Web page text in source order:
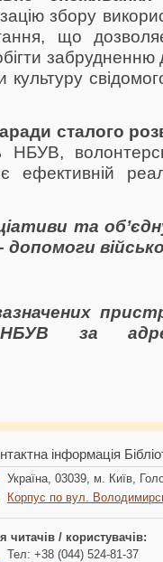
збору
що
сталого
НБУВ,
та
допомоги
за
інформація
Україна, 03039, м. Київ,
Корпус по вул.
читачів / користувачів:
Тел: +38 (044) 524-81-37